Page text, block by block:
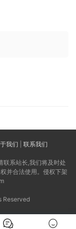
我们 联系我们
联系站长,我们将及时处
并合法使用。侵权下架
Reserved